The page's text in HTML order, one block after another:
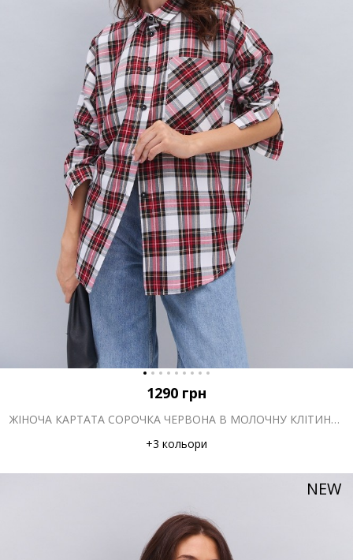
1290 грн
ЖІНОЧА КАРТАТА СОРОЧКА ЧЕРВОНА В МОЛОЧНУ КЛІТИНКУ З КИШЕНЕЮ НА ГРУДЯХ
+3 кольори
NEW